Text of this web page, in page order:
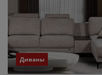
Диваны